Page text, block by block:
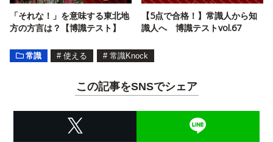
「それな！」を意味する東北地
方の方言は？【博識テスト】
【5点で合格！】常識人から知
識人へ 博識テストvol.67
常識 # 使える # 常識Knock
この記事をSNSでシェア